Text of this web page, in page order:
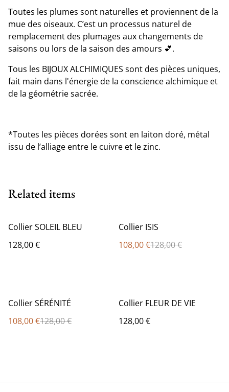
Toutes les plumes sont naturelles et proviennent de la
mue des oiseaux. C’est un processus naturel de
remplacement des plumages aux changements de
saisons ou lors de la saison des amours 💕.
Tous les BIJOUX ALCHIMIQUES sont des pièces uniques,
fait main dans l'énergie de la conscience alchimique et
de la géométrie sacrée.
*Toutes les pièces dorées sont en laiton doré, métal
issu de l’alliage entre le cuivre et le zinc.
Related items
Collier SOLEIL BLEU
128,00 €
%
Collier ISIS
108,00 €128,00 €
%
Collier SÉRÉNITÉ
108,00 €128,00 €
Collier FLEUR DE VIE
128,00 €